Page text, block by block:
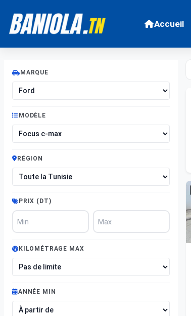
Accueil
MARQUE
MODÈLE
RÉGION
PRIX (DT)
KILOMÉTRAGE MAX
ANNÉE MIN